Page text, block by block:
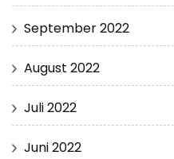
September 2022
August 2022
Juli 2022
Juni 2022